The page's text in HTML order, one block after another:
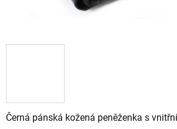
Černá pánská kožená peněženka s